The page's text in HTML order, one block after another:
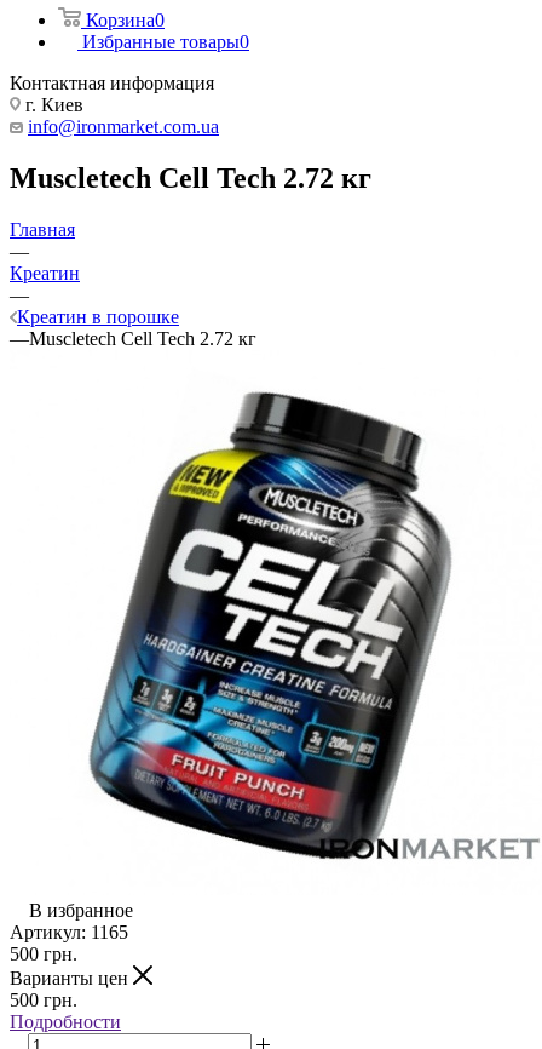
Корзина0
Избранные товары0
Контактная информация
г. Киев
info@ironmarket.com.ua
Muscletech Cell Tech 2.72 кг
Главная
—
Креатин
—
Креатин в порошке
—Muscletech Cell Tech 2.72 кг
В избранное
Артикул: 1165
500 грн.
Варианты цен
500 грн.
Подробности